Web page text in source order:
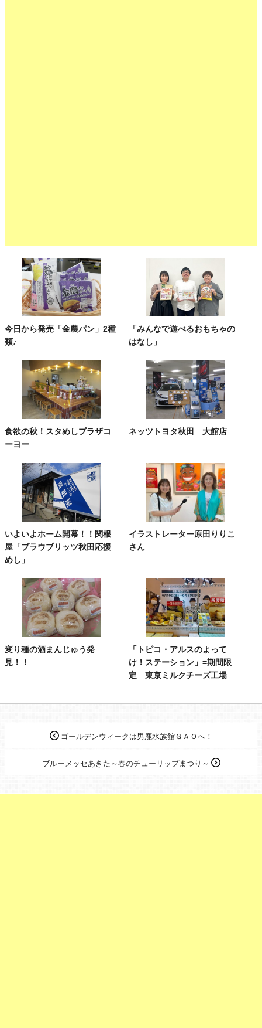
今日から発売「金農パン」2種
類♪
「みんなで遊べるおもちゃの
はなし」
食欲の秋！スタめしプラザコ
ーヨー
ネッツトヨタ秋田 大館店
いよいよホーム開幕！！関根
屋「ブラウブリッツ秋田応援
めし」
イラストレーター原田りりこ
さん
変り種の酒まんじゅう発
見！！
「トピコ・アルスのよって
け！ステーション」=期間限
定 東京ミルクチーズ工場
ゴールデンウィークは男鹿水族館ＧＡＯへ！
ブルーメッセあきた～春のチューリップまつり～